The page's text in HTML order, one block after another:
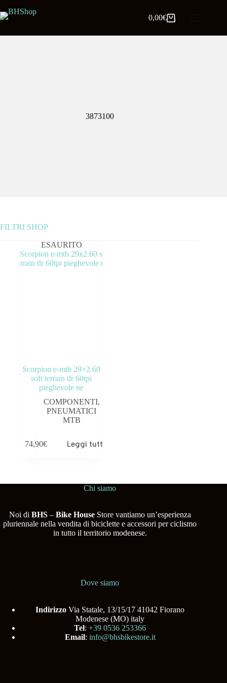
0,00€
3873100
FILTRI SHOP
OUTLET
ESAURITO
Scorpion e-mtb 29×2.60
soft terrain tlr 60tpi
pieghevole ne
COMPONENTI,
PNEUMATICI
MTB
74,90€ Leggi tutto
Chi siamo
Noi di BHS– Bike HouseStore vantiamo un’esperienza
pluriennale nella vendita di biciclette e accessori per ciclismo
in tutto il territorio modenese.
Dove siamo
Indirizzo Via Statale, 13/15/17 41042 Fiorano
Modenese (MO) italy
Tel:+39 0536 253366
Email: info@bhsbikestore.it